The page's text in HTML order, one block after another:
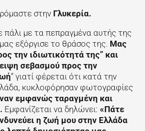
στηνΓλυκερία.
με τα πεπραγμένα αυτής της
μας εξόργισε το θράσος της. Μας
την ιδιωτικότητά της” και
σεβασμού προς την
” γιατί φέρεται ότι κατά την
κυκλοφόρησαν φωτογραφίες
εμφανώς ταραγμένη και
Εμφανίζεται να δηλώνει: «Πάτε
η ζωή μου στην Ελλάδα